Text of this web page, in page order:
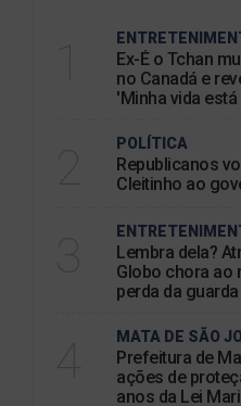
Ex-É o Tchan
no Canadá e
'Minha vida está
POLÍTICA
Republicanos
Cleitinho ao
Lembra dela?
Globo chora ao
perda da
MATA DE SÃO
Prefeitura de
ações de
anos da Lei